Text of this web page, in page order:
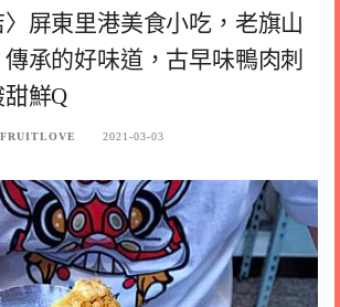
屏東里港美食小吃，老旗山
承的好味道，古早味鴨肉刺
鮮Q
FRUITLOVE 2021-03-03